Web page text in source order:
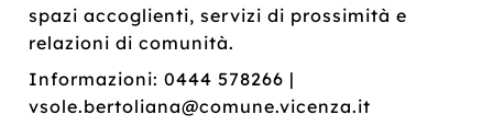
spazi accoglienti, servizi di prossimità e
relazioni di comunità.
Informazioni: 0444 578266 |
vsole.bertoliana@comune.vicenza.it